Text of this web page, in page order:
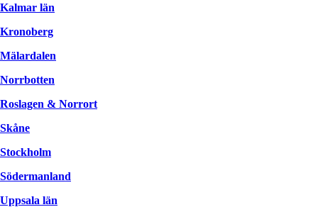
Kalmar län
Kronoberg
Mälardalen
Norrbotten
Roslagen & Norrort
Skåne
Stockholm
Södermanland
Uppsala län